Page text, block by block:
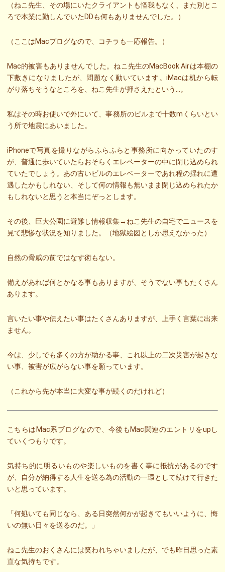
（ねこ先生、その場にいたクライアントも怪我もなく、また別とこ
ろで本業に勤しんでいたDDも何もありませんでした。）
（ここはMacブログなので、コチラも一応報告。）
Mac的被害もありませんでした。ねこ先生のMacBook Airは本棚の
下敷きになりましたが、問題なく動いています。iMacは机から転
がり落ちそうなところを、ねこ先生が押さえたという…。
私はその時お使いで外にいて、事務所のビルまで十数mくらいとい
う所で地震にあいました。
iPhoneで写真を撮りながらふらふらと事務所に向かっていたのす
が、普通に歩いていたらおそらくエレベーターの中に閉じ込められ
ていたでしょう。あの古いビルのエレベーターであれ程の揺れに遭
遇したかもしれない、そして何の情報も無いまま閉じ込められたか
もしれないと思うと本当にぞっとします。
その後、巨大公園に避難し情報収集→ねこ先生の自宅でニュースを
見て悲惨な状況を知りました。（地獄絵図としか思えなかった）
自然の脅威の前ではなす術もない。
備えがあれば何とかなる事もありますが、そうでない事もたくさん
あります。
言いたい事や伝えたい事はたくさんありますが、上手く言葉に出来
ません。
今は、少しでも多くの方が助かる事、これ以上の二次災害が起きな
い事、被害が広がらない事を願っています。
（これから先が本当に大変な事が続くのだけれど）
こちらはMac系ブログなので、今後もMac関連のエントリをupし
ていくつもりです。
気持ち的に明るいものや楽しいものを書く事に抵抗があるのです
が、自分が納得する人生を送る為の活動の一環として続けて行きた
いと思っています。
「何処いても同じなら、ある日突然何かが起きてもいいように、悔
いの無い日々を送るのだ。」
ねこ先生のおくさんには笑われちゃいましたが、でも昨日思った素
直な気持ちです。